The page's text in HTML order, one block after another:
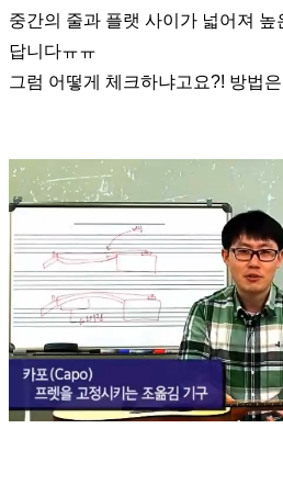
중간의 줄과 플랫 사이가 넓어져
답니다ㅠㅠ
그럼 어떻게 체크하냐고요?! 방법